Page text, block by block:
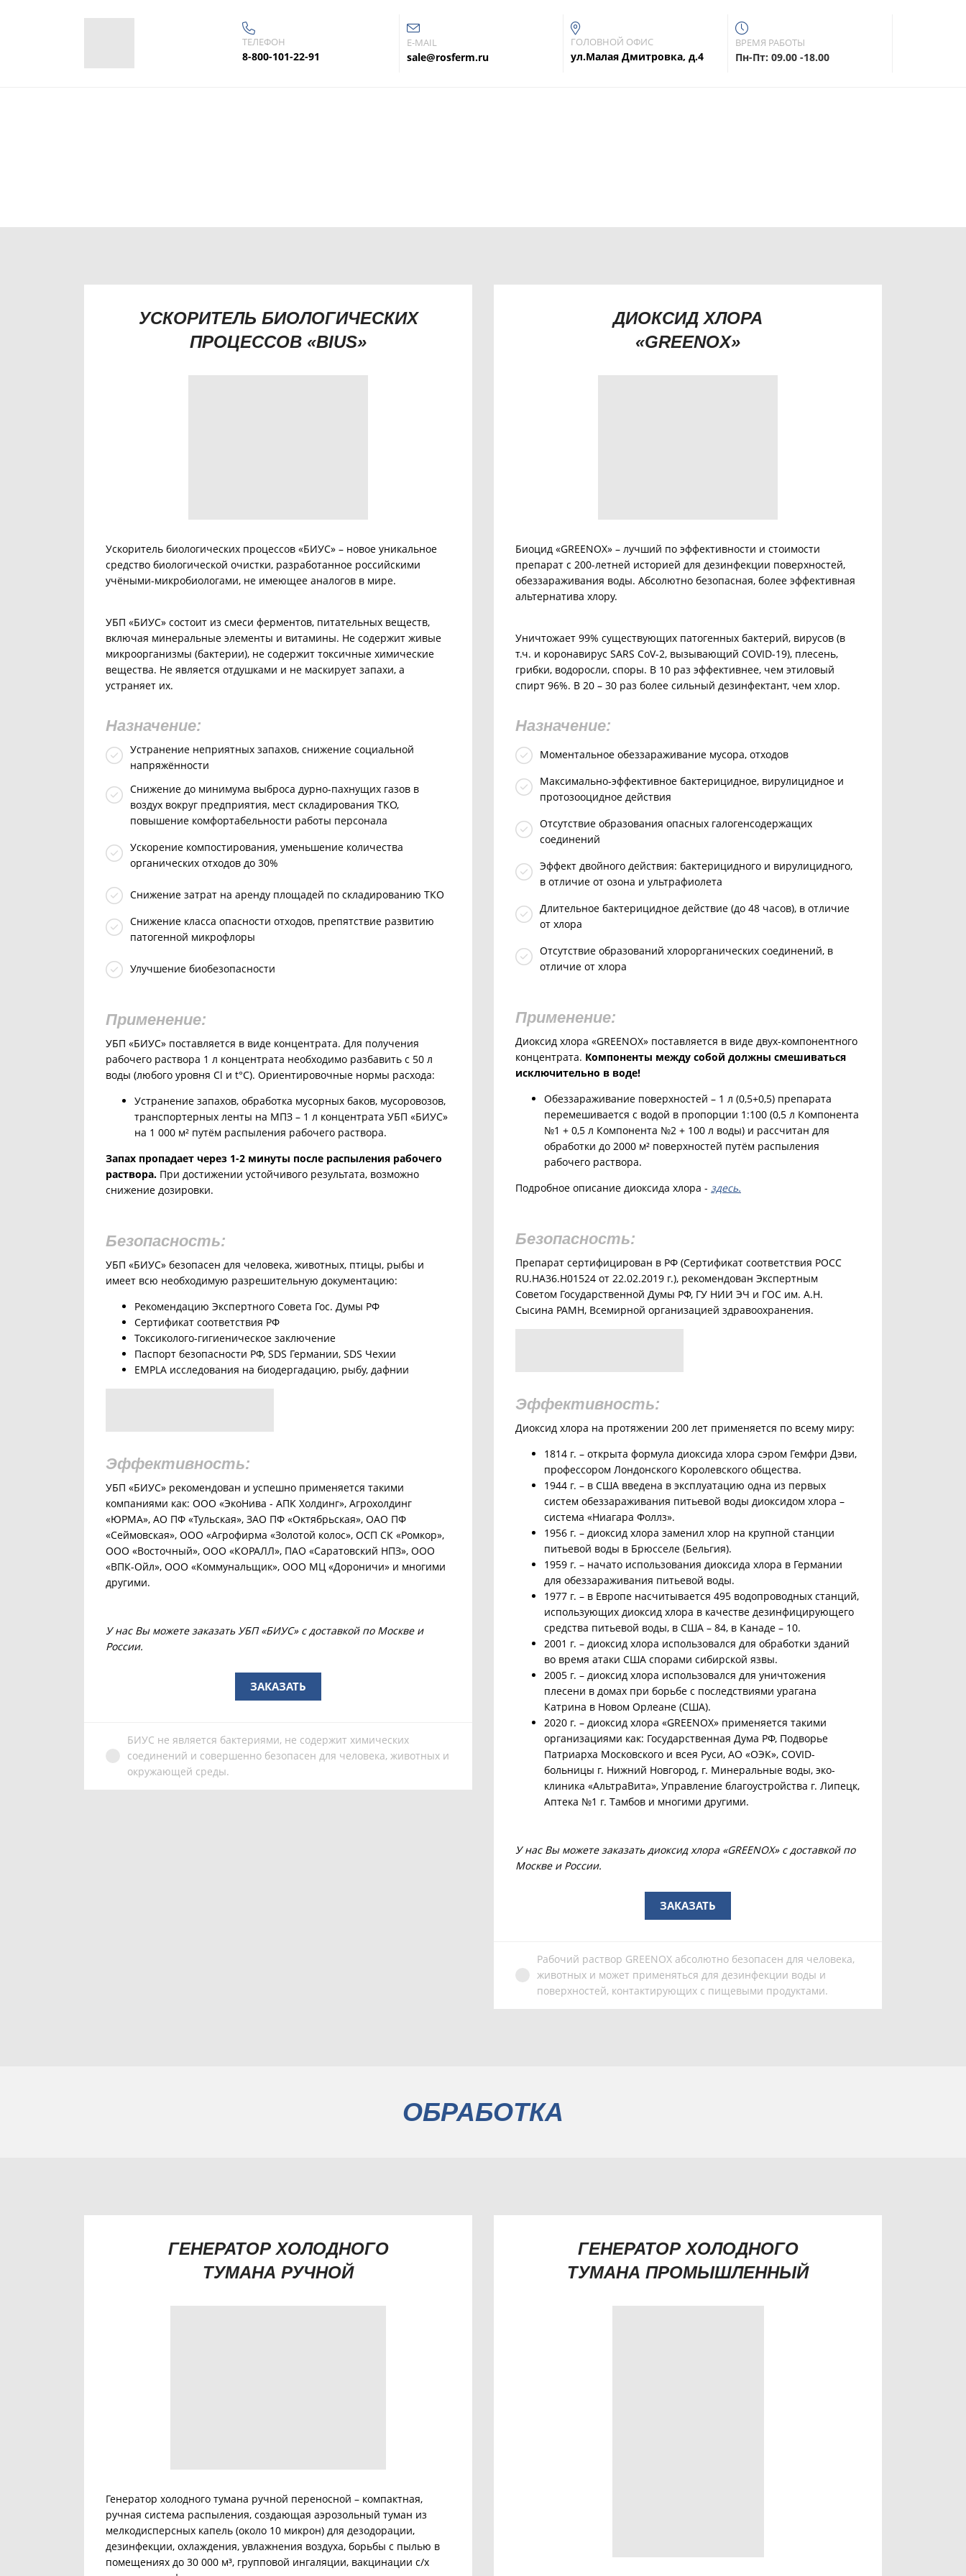
ТЕЛЕФОН
8-800-101-22-91
E-MAIL
sale@rosferm.ru
ГОЛОВНОЙ ОФИС
ул.Малая Дмитровка, д.4
ВРЕМЯ РАБОТЫ
Пн-Пт: 09.00 -18.00
УСКОРИТЕЛЬ БИОЛОГИЧЕСКИХ
ПРОЦЕССОВ «BIUS»
Ускоритель биологических процессов «БИУС» – новое уникальное
средство биологической очистки, разработанное российскими
учёными-микробиологами, не имеющее аналогов в мире.
УБП «БИУС» состоит из смеси ферментов, питательных веществ,
включая минеральные элементы и витамины. Не содержит живые
микроорганизмы (бактерии), не содержит токсичные химические
вещества. Не является отдушками и не маскирует запахи, а
устраняет их.
Назначение:
Устранение неприятных запахов, снижение социальной
напряжённости
Снижение до минимума выброса дурно-пахнущих газов в
воздух вокруг предприятия, мест складирования ТКО,
повышение комфортабельности работы персонала
Ускорение компостирования, уменьшение количества
органических отходов до 30%
Снижение затрат на аренду площадей по складированию ТКО
Снижение класса опасности отходов, препятствие развитию
патогенной микрофлоры
Улучшение биобезопасности
Применение:
УБП «БИУС» поставляется в виде концентрата. Для получения
рабочего раствора 1 л концентрата необходимо разбавить с 50 л
воды (любого уровня Cl и t°С). Ориентировочные нормы расхода:
Устранение запахов, обработка мусорных баков, мусоровозов,
транспортерных ленты на МПЗ – 1 л концентрата УБП «БИУС»
на 1 000 м² путём распыления рабочего раствора.
Запах пропадает через 1-2 минуты после распыления рабочего
раствора. При достижении устойчивого результата, возможно
снижение дозировки.
Безопасность:
УБП «БИУС» безопасен для человека, животных, птицы, рыбы и
имеет всю необходимую разрешительную документацию:
Рекомендацию Экспертного Совета Гос. Думы РФ
Сертификат соответствия РФ
Токсиколого-гигиеническое заключение
Паспорт безопасности РФ, SDS Германии, SDS Чехии
EMPLA исследования на биодергадацию, рыбу, дафнии
Эффективность:
УБП «БИУС» рекомендован и успешно применяется такими
компаниями как: ООО «ЭкоНива - АПК Холдинг», Агрохолдинг
«ЮРМА», АО ПФ «Тульская», ЗАО ПФ «Октябрьская», ОАО ПФ
«Сеймовская», ООО «Агрофирма «Золотой колос», ОСП СК «Ромкор»,
ООО «Восточный», ООО «КОРАЛЛ», ПАО «Саратовский НПЗ», ООО
«ВПК-Ойл», ООО «Коммунальщик», ООО МЦ «Дороничи» и многими
другими.
У нас Вы можете заказать УБП «БИУС» с доставкой по Москве и
России.
ЗАКАЗАТЬ
БИУС не является бактериями, не содержит химических
соединений и совершенно безопасен для человека, животных и
окружающей среды.
ДИОКСИД ХЛОРА
«GREENOX»
Биоцид «GREENOX» – лучший по эффективности и стоимости
препарат с 200-летней историей для дезинфекции поверхностей,
обеззараживания воды. Абсолютно безопасная, более эффективная
альтернатива хлору.
Уничтожает 99% существующих патогенных бактерий, вирусов (в
т.ч. и коронавирус SARS CoV-2, вызывающий COVID-19), плесень,
грибки, водоросли, споры. В 10 раз эффективнее, чем этиловый
спирт 96%. В 20 – 30 раз более сильный дезинфектант, чем хлор.
Назначение:
Моментальное обеззараживание мусора, отходов
Максимально-эффективное бактерицидное, вирулицидное и
протозооцидное действия
Отсутствие образования опасных галогенсодержащих
соединений
Эффект двойного действия: бактерицидного и вирулицидного,
в отличие от озона и ультрафиолета
Длительное бактерицидное действие (до 48 часов), в отличие
от хлора
Отсутствие образований хлорорганических соединений, в
отличие от хлора
Применение:
Диоксид хлора «GREENOX» поставляется в виде двух-компонентного
концентрата. Компоненты между собой должны смешиваться
исключительно в воде!
Обеззараживание поверхностей – 1 л (0,5+0,5) препарата
перемешивается с водой в пропорции 1:100 (0,5 л Компонента
№1 + 0,5 л Компонента №2 + 100 л воды) и рассчитан для
обработки до 2000 м² поверхностей путём распыления
рабочего раствора.
Подробное описание диоксида хлора - здесь.
Безопасность:
Препарат сертифицирован в РФ (Сертификат соответствия РОСС
RU.HA36.H01524 от 22.02.2019 г.), рекомендован Экспертным
Советом Государственной Думы РФ, ГУ НИИ ЭЧ и ГОС им. А.Н.
Сысина РАМН, Всемирной организацией здравоохранения.
Эффективность:
Диоксид хлора на протяжении 200 лет применяется по всему миру:
1814 г. – открыта формула диоксида хлора сэром Гемфри Дэви,
профессором Лондонского Королевского общества.
1944 г. – в США введена в эксплуатацию одна из первых
систем обеззараживания питьевой воды диоксидом хлора –
система «Ниагара Фоллз».
1956 г. – диоксид хлора заменил хлор на крупной станции
питьевой воды в Брюсселе (Бельгия).
1959 г. – начато использования диоксида хлора в Германии
для обеззараживания питьевой воды.
1977 г. – в Европе насчитывается 495 водопроводных станций,
использующих диоксид хлора в качестве дезинфицирующего
средства питьевой воды, в США – 84, в Канаде – 10.
2001 г. – диоксид хлора использовался для обработки зданий
во время атаки США спорами сибирской язвы.
2005 г. – диоксид хлора использовался для уничтожения
плесени в домах при борьбе с последствиями урагана
Катрина в Новом Орлеане (США).
2020 г. – диоксид хлора «GREENOX» применяется такими
организациями как: Государственная Дума РФ, Подворье
Патриарха Московского и всея Руси, АО «ОЭК», COVID-
больницы г. Нижний Новгород, г. Минеральные воды, эко-
клиника «АльтраВита», Управление благоустройства г. Липецк,
Аптека №1 г. Тамбов и многими другими.
У нас Вы можете заказать диоксид хлора «GREENOX» с доставкой по
Москве и России.
ЗАКАЗАТЬ
Рабочий раствор GREENOX абсолютно безопасен для человека,
животных и может применяться для дезинфекции воды и
поверхностей, контактирующих с пищевыми продуктами.
ОБРАБОТКА
ГЕНЕРАТОР ХОЛОДНОГО
ТУМАНА РУЧНОЙ
Генератор холодного тумана ручной переносной – компактная,
ручная система распыления, создающая аэрозольный туман из
мелкодисперсных капель (около 10 микрон) для дезодорации,
дезинфекции, охлаждения, увлажнения воздуха, борьбы с пылью в
помещениях до 30 000 м³, групповой ингаляции, вакцинации с/х
ГЕНЕРАТОР ХОЛОДНОГО
ТУМАНА ПРОМЫШЛЕННЫЙ